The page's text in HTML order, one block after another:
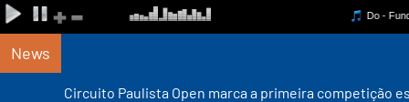
News
Circuito Paulista Open marca a primeira competição estadual